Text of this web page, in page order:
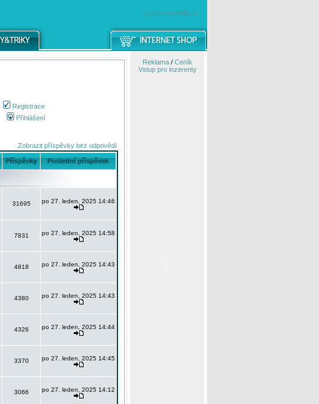
windowsmobile.cz
Registrace
Přihlášení
Zobrazit příspěvky bez odpovědí
Příspěvky Poslední příspěvek
31695 po 27. leden, 2025 14:46
7831 po 27. leden, 2025 14:58
4818 po 27. leden, 2025 14:43
4380 po 27. leden, 2025 14:43
4326 po 27. leden, 2025 14:44
3370 po 27. leden, 2025 14:45
3066 po 27. leden, 2025 14:12
Reklama/ Ceník
Vstup pro inzerenty